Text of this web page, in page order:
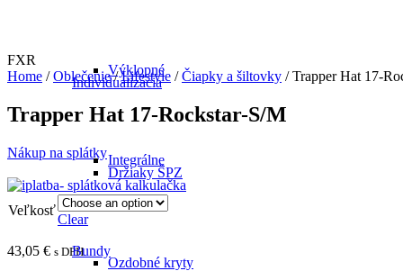
Výklopné
Integrálne
Bundy
Individualizácia
Držiaky ŠPZ
Ozdobné kryty
FXR
Home /Oblečenie/Lifestyle /Čiapky a šiltovky / Trapper Hat 17-
Trapper Hat 17-Rockstar-S/M
Nákup na splátky
Veľkosť
Clear
43,05 € s DPH